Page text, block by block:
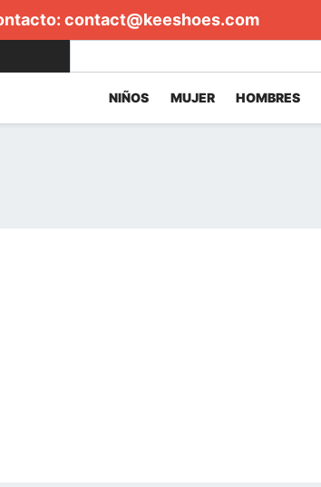
contact@keeshoes.com
NIÑOS MUJER HOMBRES